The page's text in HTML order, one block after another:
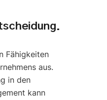
Fähigkeiten
aus.
in den
kann